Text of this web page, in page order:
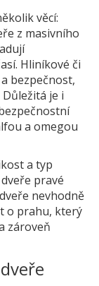
věcí:
z masivního
Hliníkové či
bezpečnost,
je i
a omegou
a typ
pravé
nevhodně
o prahu, který
zároveň